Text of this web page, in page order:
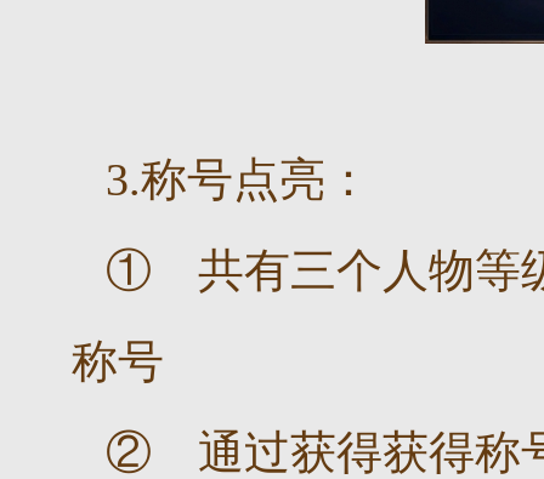
3.称号点亮：
① 共有三个人物等
称号
② 通过获得获得称